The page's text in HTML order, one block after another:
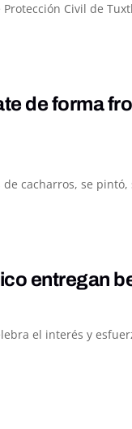
Civil de
de forma
cacharros, se
entregan
el interés y